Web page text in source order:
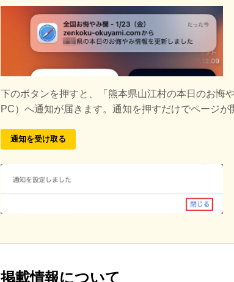
下のボタンを押すと、
「熊本県山江村の本日のお悔
PC）へ通知が届きます。通知を押すだけでページが
通知を受け取る
掲載情報について